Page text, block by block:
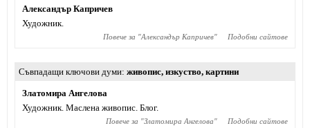
Александър Капричев
Художник.
Повече за "Александър Капричев" Подобни сайтове
Съвпадащи ключови думи живопис, изкуство, картини
Златомира Ангелова
Художник. Маслена живопис. Блог.
Повече за "Златомира Ангелова" Подобни сайтове